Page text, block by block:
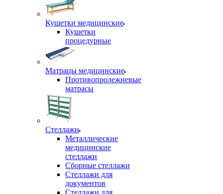
Кушетки медицинские
Кушетки
процедурные
Матрацы медицинские
Противопролежневые
матрасы
Стеллажи
Металлические
медицинские
стеллажи
Сборные стеллажи
Стеллажи для
документов
Стеллажи для